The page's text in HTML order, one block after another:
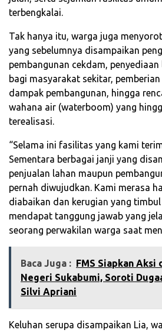
terbengkalai.
Tak hanya itu, warga juga
yang sebelumnya disampaikan
pembangunan cekdam,
bagi masyarakat sekitar,
dampak pembangunan, hingga
wahana air (waterboom) yang
terealisasi.
“Selama ini fasilitas yang kami
Sementara berbagai janji yang
penjualan lahan maupun
pernah diwujudkan. Kami merasa
diabaikan dan kerugian yang
mendapat tanggung jawab yang
seorang perwakilan warga saat
Baca Juga :
FMS Siapkan Aksi
Negeri Sukabumi, Soroti
Silvi Apriani
Keluhan serupa disampaikan Lia,